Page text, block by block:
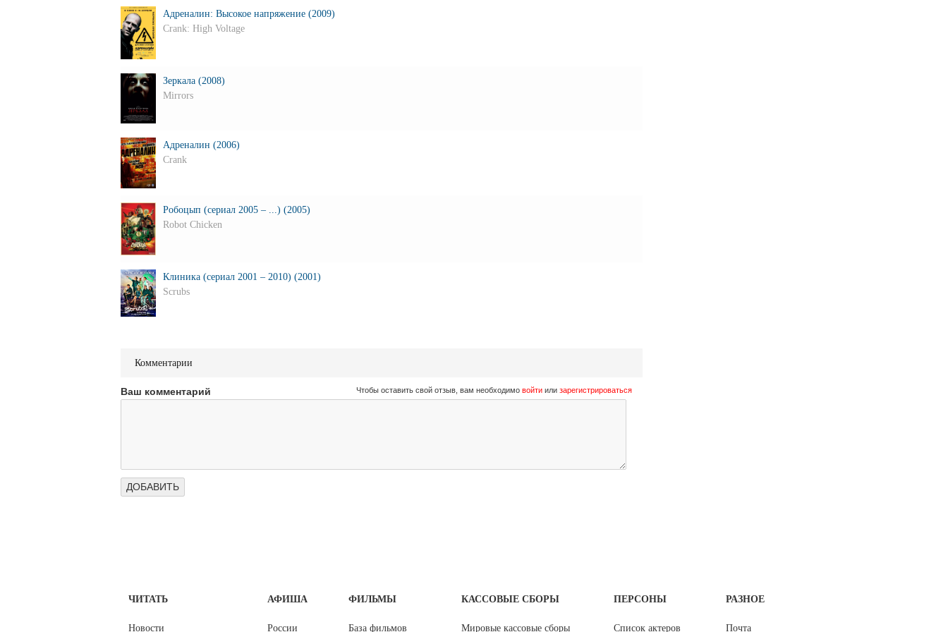
Адреналин: Высокое напряжение (2009)
Crank: High Voltage
Зеркала (2008)
Mirrors
Адреналин (2006)
Crank
Робоцып (сериал 2005 – ...) (2005)
Robot Chicken
Клиника (сериал 2001 – 2010) (2001)
Scrubs
Комментарии
Ваш комментарий Чтобы оставить свой отзыв, вам необходимо войтиили зарегистрироваться
ЧИТАТЬ
Новости
АФИША
России
ФИЛЬМЫ
База фильмов
КАССОВЫЕ СБОРЫ
Мировые кассовые сборы
ПЕРСОНЫ
Список актеров
РАЗНОЕ
Почта